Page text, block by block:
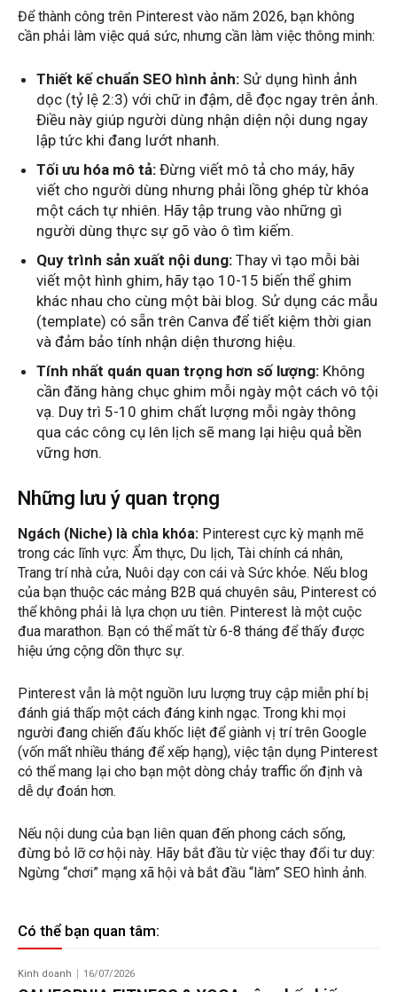
Để thành công trên Pinterest vào năm 2026, bạn không
cần phải làm việc quá sức, nhưng cần làm việc thông minh:
Thiết kế chuẩn SEO hình ảnh: Sử dụng hình ảnh
dọc (tỷ lệ 2:3) với chữ in đậm, dễ đọc ngay trên ảnh.
Điều này giúp người dùng nhận diện nội dung ngay
lập tức khi đang lướt nhanh.
Tối ưu hóa mô tả: Đừng viết mô tả cho máy, hãy
viết cho người dùng nhưng phải lồng ghép từ khóa
một cách tự nhiên. Hãy tập trung vào những gì
người dùng thực sự gõ vào ô tìm kiếm.
Quy trình sản xuất nội dung: Thay vì tạo mỗi bài
viết một hình ghim, hãy tạo 10-15 biến thể ghim
khác nhau cho cùng một bài blog. Sử dụng các mẫu
(template) có sẵn trên Canva để tiết kiệm thời gian
và đảm bảo tính nhận diện thương hiệu.
Tính nhất quán quan trọng hơn số lượng: Không
cần đăng hàng chục ghim mỗi ngày một cách vô tội
vạ. Duy trì 5-10 ghim chất lượng mỗi ngày thông
qua các công cụ lên lịch sẽ mang lại hiệu quả bền
vững hơn.
Những lưu ý quan trọng
Ngách (Niche) là chìa khóa: Pinterest cực kỳ mạnh mẽ
trong các lĩnh vực: Ẩm thực, Du lịch, Tài chính cá nhân,
Trang trí nhà cửa, Nuôi dạy con cái và Sức khỏe. Nếu blog
của bạn thuộc các mảng B2B quá chuyên sâu, Pinterest có
thể không phải là lựa chọn ưu tiên. Pinterest là một cuộc
đua marathon. Bạn có thể mất từ 6-8 tháng để thấy được
hiệu ứng cộng dồn thực sự.
Pinterest vẫn là một nguồn lưu lượng truy cập miễn phí bị
đánh giá thấp một cách đáng kinh ngạc. Trong khi mọi
người đang chiến đấu khốc liệt để giành vị trí trên Google
(vốn mất nhiều tháng để xếp hạng), việc tận dụng Pinterest
có thể mang lại cho bạn một dòng chảy traffic ổn định và
dễ dự đoán hơn.
Nếu nội dung của bạn liên quan đến phong cách sống,
đừng bỏ lỡ cơ hội này. Hãy bắt đầu từ việc thay đổi tư duy:
Ngừng “chơi” mạng xã hội và bắt đầu “làm” SEO hình ảnh.
Có thể bạn quan tâm:
Kinh doanh 16/07/2026